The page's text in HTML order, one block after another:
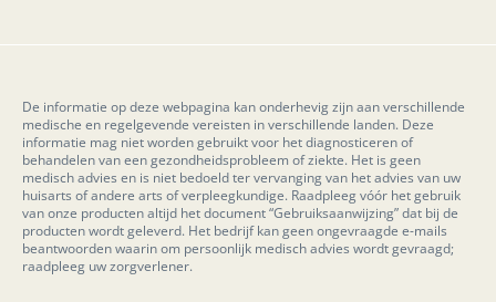
De informatie op deze webpagina kan onderhevig zijn aan verschillende
medische en regelgevende vereisten in verschillende landen. Deze
informatie mag niet worden gebruikt voor het diagnosticeren of
behandelen van een gezondheidsprobleem of ziekte. Het is geen
medisch advies en is niet bedoeld ter vervanging van het advies van uw
huisarts of andere arts of verpleegkundige. Raadpleeg vóór het gebruik
van onze producten altijd het document “Gebruiksaanwijzing” dat bij de
producten wordt geleverd. Het bedrijf kan geen ongevraagde e-mails
beantwoorden waarin om persoonlijk medisch advies wordt gevraagd;
raadpleeg uw zorgverlener.